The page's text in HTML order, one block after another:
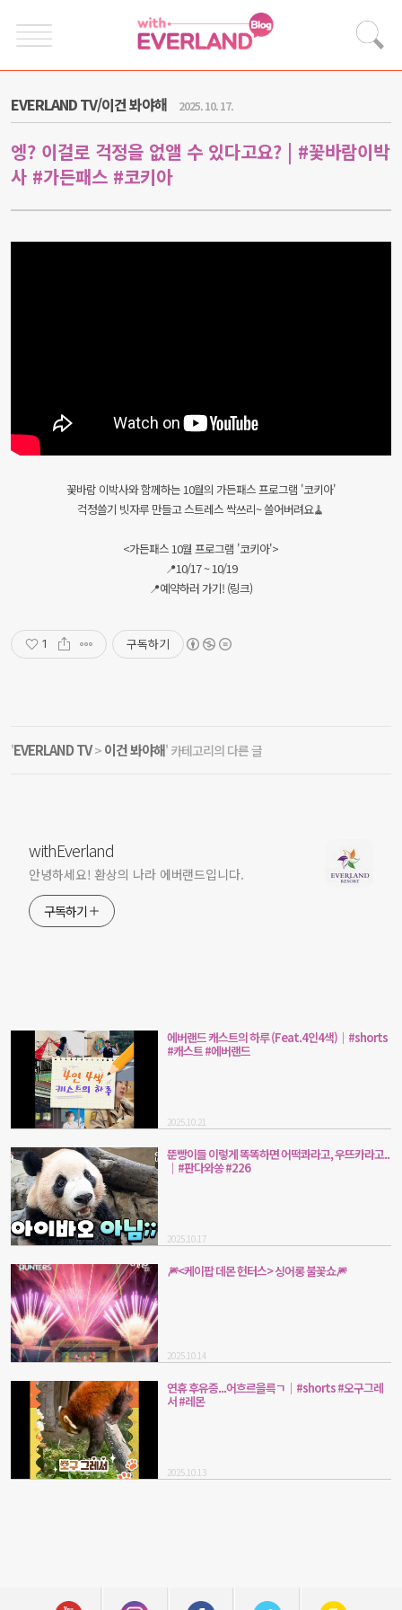
EVERLAND TV/이건 봐야해 2025. 10. 17.
엥? 이걸로 걱정을 없앨 수 있다고요? | #꽃바람이박
사 #가든패스 #코키아
꽃바람 이박사와 함께하는 10월의 가든패스 프로그램 '코키아'
걱정쓸기 빗자루 만들고 스트레스 싹쓰리~ 쓸어버려요🧹
<가든패스 10월 프로그램 '코키아'>
📍10/17 ~ 10/19
📍예약하러 가기! (링크)
1 구독하기
'EVERLAND TV> 이건 봐야해' 카테고리의 다른 글
withEverland
안녕하세요! 환상의 나라 에버랜드입니다.
구독하기
에버랜드 캐스트의 하루 (Feat.4인4색)｜#shorts
#캐스트 #에버랜드
2025.10.21
뚠빵이들 이렇게 똑똑하면 어떡콰라고, 우뜨카라고..
｜#판다와쏭 #226
2025.10.17
🎆<케이팝 데몬 헌터스> 싱어롱 불꽃쇼🎆
2025.10.14
연휴 후유증...어흐르을륵ㄱ｜#shorts #오구그레
서 #레몬
2025.10.13